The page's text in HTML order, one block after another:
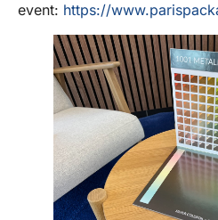
event: https://